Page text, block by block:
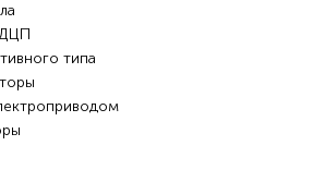
ДЦП
типа